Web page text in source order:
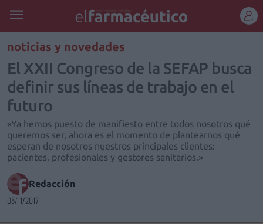
REGÍSTRATE
noticias y novedades
El XXII Congreso de la SEFAP busca
definir sus líneas de trabajo en el
futuro
«Ya hemos puesto de manifiesto entre todos nosotros qué
queremos ser, ahora es el momento de plantearnos qué
esperan de nosotros nuestros principales clientes:
pacientes, profesionales y gestores sanitarios.»
Redacción
03/11/2017